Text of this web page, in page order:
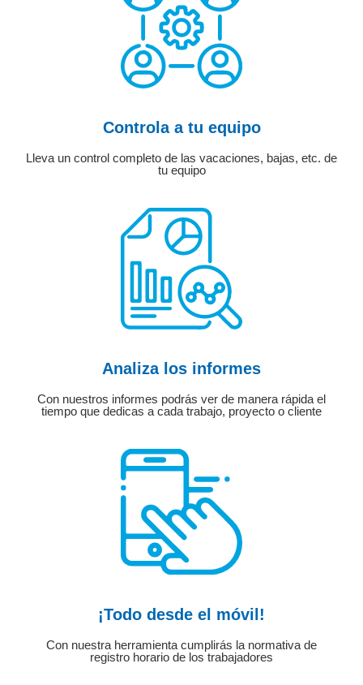
Controla a tu equipo
Lleva un control completo de las vacaciones, bajas, etc. de
tu equipo
Analiza los informes
Con nuestros informes podrás ver de manera rápida el
tiempo que dedicas a cada trabajo, proyecto o cliente
¡Todo desde el móvil!
Con nuestra herramienta cumplirás la normativa de
registro horario de los trabajadores